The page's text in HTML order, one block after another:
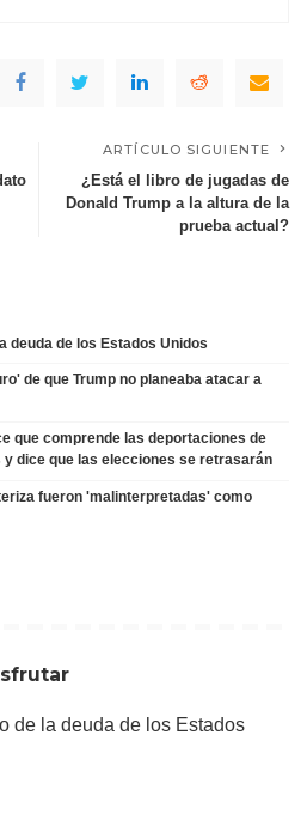
ARTÍCULO SIGUIENTE
¿Está el libro de jugadas de
Donald Trump a la altura de la
prueba actual?
deuda de los Estados Unidos
de que Trump no planeaba atacar a
que comprende las deportaciones de
dice que las elecciones se retrasarán
fueron 'malinterpretadas' como